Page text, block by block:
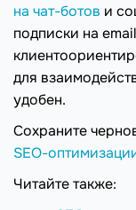
на чат-ботов и
подписки на
для
удобен.
Сохраните
SEO-
Читайте также: